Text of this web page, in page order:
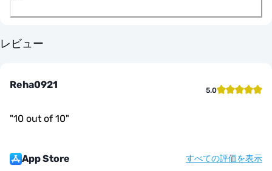
レビュー
Reha0921 5.0
"10 out of 10"
App Store すべての評価を表示